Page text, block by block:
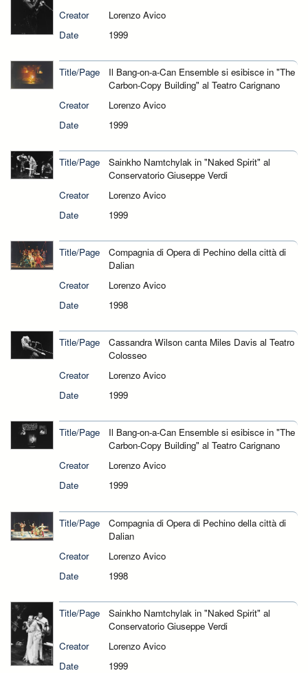
Creator
Lorenzo Avico
Date
1999
Title/Page
Il Bang-on-a-Can Ensemble si esibisce in "The
Carbon-Copy Building" al Teatro Carignano
Creator
Lorenzo Avico
Date
1999
Title/Page
Sainkho Namtchylak in "Naked Spirit" al
Conservatorio Giuseppe Verdi
Creator
Lorenzo Avico
Date
1999
Title/Page
Compagnia di Opera di Pechino della città di
Dalian
Creator
Lorenzo Avico
Date
1998
Title/Page
Cassandra Wilson canta Miles Davis al Teatro
Colosseo
Creator
Lorenzo Avico
Date
1999
Title/Page
Il Bang-on-a-Can Ensemble si esibisce in "The
Carbon-Copy Building" al Teatro Carignano
Creator
Lorenzo Avico
Date
1999
Title/Page
Compagnia di Opera di Pechino della città di
Dalian
Creator
Lorenzo Avico
Date
1998
Title/Page
Sainkho Namtchylak in "Naked Spirit" al
Conservatorio Giuseppe Verdi
Creator
Lorenzo Avico
Date
1999